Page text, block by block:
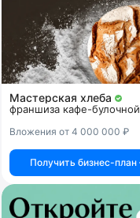
Мастерская хлеба
франшиза кафе-булочной
Вложения от 4 000 000 ₽
Получить бизнес-план